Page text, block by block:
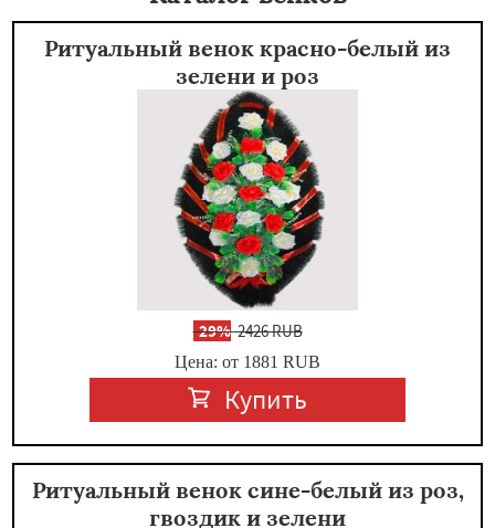
Ритуальный венок красно-белый из
зелени и роз
-29%2426 RUB
Цена: от 1881 RUB
Купить
Ритуальный венок сине-белый из роз,
гвоздик и зелени